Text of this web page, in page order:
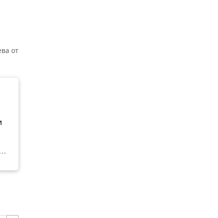
от